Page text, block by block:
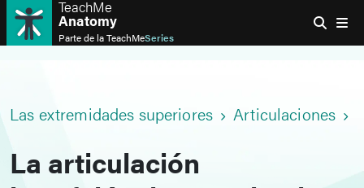
TeachMe
Anatomy
Parte de laTeachMeSeries
Las extremidades superiores Articulaciones
La articulación